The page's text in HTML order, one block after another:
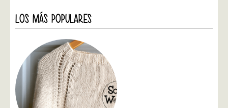
LOS MÁS POPULARES